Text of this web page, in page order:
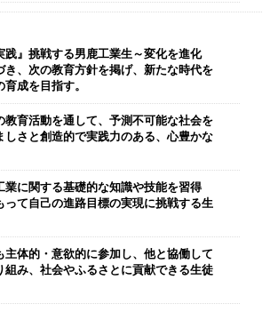
践』挑戦する男鹿工業生～変化を進化
き、次の教育方針を掲げ、新たな時代を
成を目指す。
教育活動を通して、予測不可能な社会を
しさと創造的で実践力のある、心豊かな
業に関する基礎的な知識や技能を習得
って自己の進路目標の実現に挑戦する生
主体的・意欲的に参加し、他と協働して
組み、社会やふるさとに貢献できる生徒